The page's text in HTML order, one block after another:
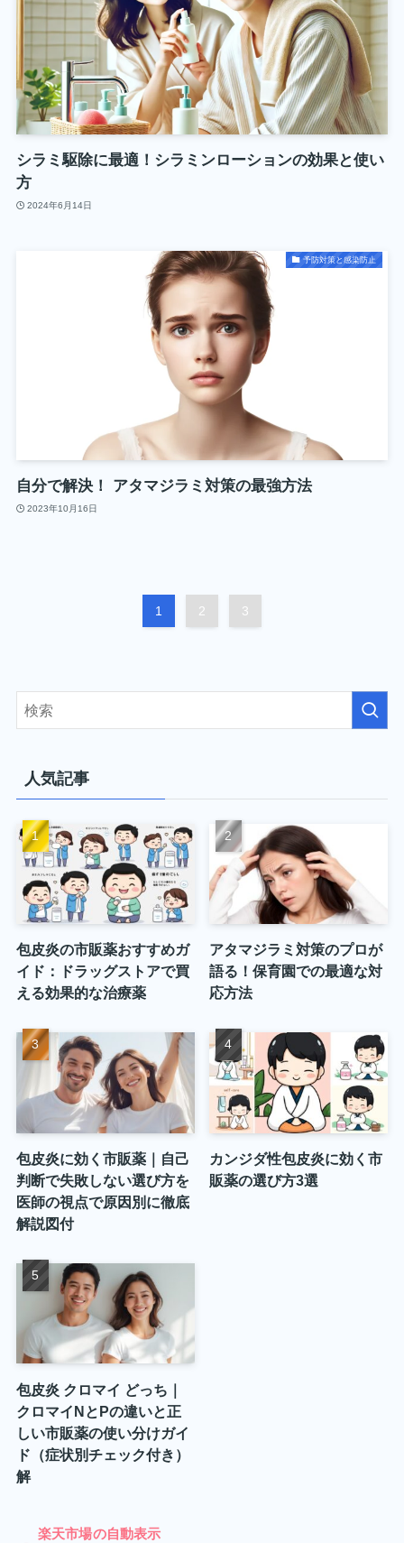
シラミ駆除に最適！シラミンローションの効果と使い
方
2024年6月14日
予防対策と感染防止
自分で解決！ アタマジラミ対策の最強方法
2023年10月16日
1 2 3
人気記事
包皮炎の市販薬おすすめガ
イド：ドラッグストアで買
える効果的な治療薬
アタマジラミ対策のプロが
語る！保育園での最適な対
応方法
包皮炎に効く市販薬｜自己
判断で失敗しない選び方を
医師の視点で原因別に徹底
解説図付
カンジダ性包皮炎に効く市
販薬の選び方3選
包皮炎 クロマイ どっち｜
クロマイNとPの違いと正
しい市販薬の使い分けガイ
ド（症状別チェック付き）
解
楽天市場の自動表示